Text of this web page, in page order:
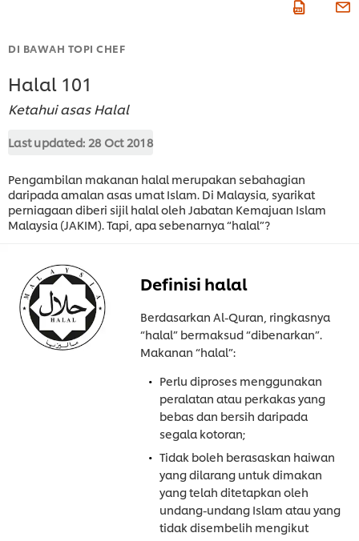
DI BAWAH TOPI CHEF
Halal 101
Ketahui asas Halal
Last updated: 28 Oct 2018
Pengambilan makanan halal merupakan sebahagian
daripada amalan asas umat Islam. Di Malaysia, syarikat
perniagaan diberi sijil halal oleh Jabatan Kemajuan Islam
Malaysia (JAKIM). Tapi, apa sebenarnya “halal”?
Definisi halal
Berdasarkan Al-Quran, ringkasnya
“halal” bermaksud “dibenarkan”.
Makanan “halal”:
Perlu diproses menggunakan
peralatan atau perkakas yang
bebas dan bersih daripada
segala kotoran;
Tidak boleh berasaskan haiwan
yang dilarang untuk dimakan
yang telah ditetapkan oleh
undang-undang Islam atau yang
tidak disembelih mengikut